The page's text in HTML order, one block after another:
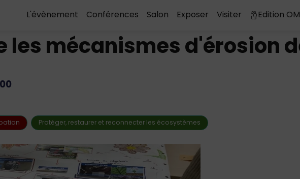
L'évènement Conférences Salon Exposer Visiter Edition
les mécanismes d'érosion
Protéger, restaurer et reconnecter les écosystèmes